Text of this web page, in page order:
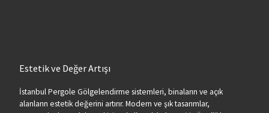
Estetik ve Değer Artışı
İstanbul Pergole Gölgelendirme sistemleri, binaların ve açık
alanların estetik değerini artırır. Modern ve şık tasarımlar,